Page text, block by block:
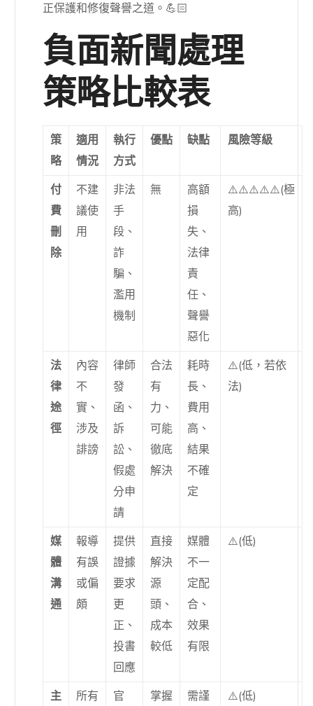
正保護和修復聲譽之道。💪🏻
負面新聞處理
策略比較表
策
略
適用
情況
執行
方式
優點 缺點 風險等級
付
費
刪
除
不建
議使
用
非法
手
段、
詐
騙、
濫用
機制
無
高額
損
失、
法律
責
任、
聲譽
惡化
⚠️⚠️⚠️⚠️⚠️(極
高)
法
律
途
徑
內容
不
實、
涉及
誹謗
律師
發
函、
訴
訟、
假處
分申
請
合法
有
力、
可能
徹底
解決
耗時
長、
費用
高、
結果
不確
定
⚠️(低，若依
法)
媒
體
溝
通
報導
有誤
或偏
頗
提供
證據
要求
更
正、
投書
回應
直接
解決
源
頭、
成本
較低
媒體
不一
定配
合、
效果
有限
⚠️(低)
主
所有
官
掌握
需謹
⚠️(低)